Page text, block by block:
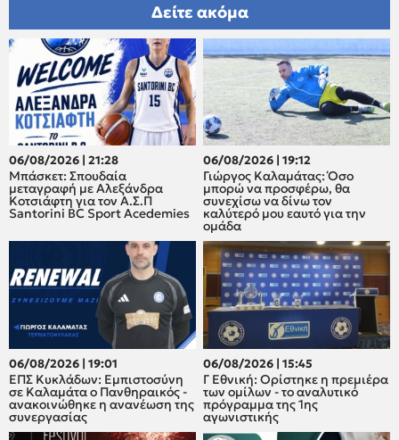
Δείτε ακόμα
06/08/2026 | 21:28
Μπάσκετ: Σπουδαία
μεταγραφή με Αλεξάνδρα
Κοτσιάφτη για τον A.Σ.Π
Santorini BC Sport Acedemies
06/08/2026 | 19:12
Γιώργος Καλαμάτας: Όσο
μπορώ να προσφέρω, θα
συνεχίσω να δίνω τον
καλύτερό μου εαυτό για την
ομάδα
06/08/2026 | 19:01
ΕΠΣ Κυκλάδων: Εμπιστοσύνη
σε Καλαμάτα ο Πανθηραικός -
ανακοινώθηκε η ανανέωση της
συνεργασίας
06/08/2026 | 15:45
Γ Εθνική: Ορίστηκε η πρεμιέρα
των ομίλων - το αναλυτικό
πρόγραμμα της 1ης
αγωνιστικής